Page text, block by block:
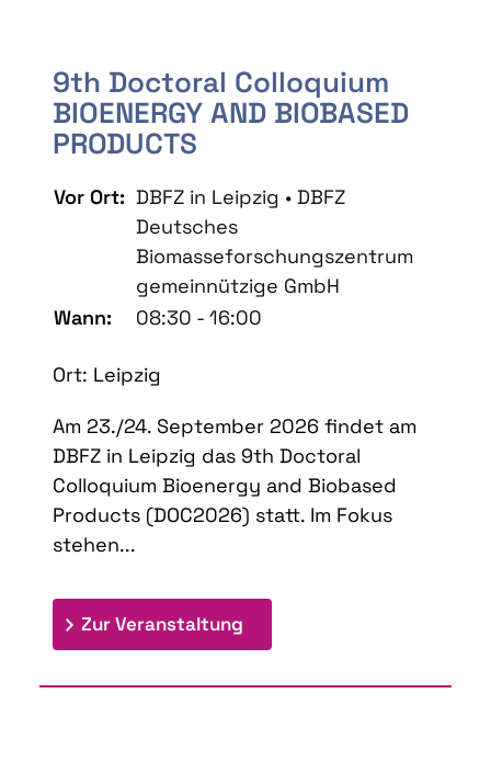
9th Doctoral Colloquium
BIOENERGY AND BIOBASED
PRODUCTS
Vor Ort: DBFZ in Leipzig • DBFZ
Deutsches
Biomasseforschungszentrum
gemeinnützige GmbH
Wann:
08:30 - 16:00
Ort: Leipzig
Am 23./24. September 2026 findet am
DBFZ in Leipzig das 9th Doctoral
Colloquium Bioenergy and Biobased
Products (DOC2026) statt. Im Fokus
stehen...
Zur Veranstaltung